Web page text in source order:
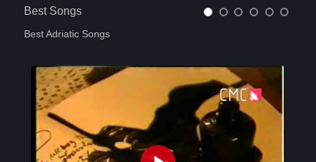
Best Songs
Best Adriatic Songs